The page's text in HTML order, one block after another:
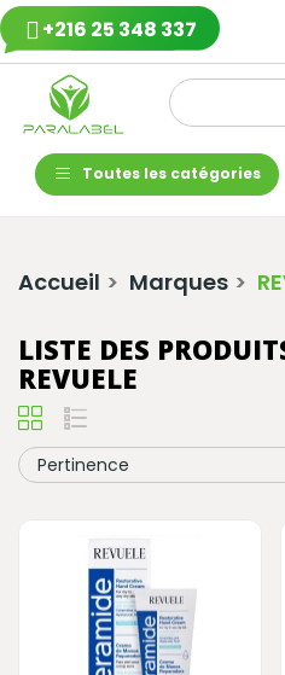
+216 25 348 337
Toutes les catégories
Accueil Marques
LISTE DES
REVUELE
Pertinence